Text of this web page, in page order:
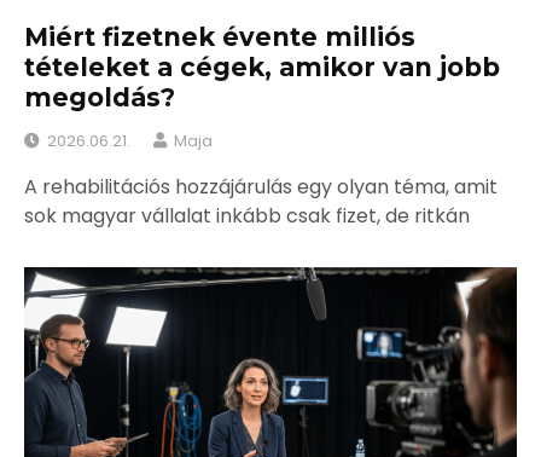
Miért fizetnek évente milliós
tételeket a cégek, amikor van jobb
megoldás?
2026.06.21. Maja
A rehabilitációs hozzájárulás egy olyan téma, amit
sok magyar vállalat inkább csak fizet, de ritkán